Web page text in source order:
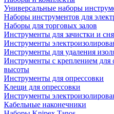
Универсальные наборы
Наборы инструментов для
Наборы для торговых залов
Инструменты для зачистки и
Инструменты
Инструменты для удаления
Инструменты с креплением для
высоты
Инструменты для опрессовки
Клещи для опрессовки
Инструменты
Кабельные наконечники